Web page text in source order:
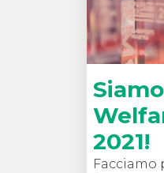
2021!
Facciamo